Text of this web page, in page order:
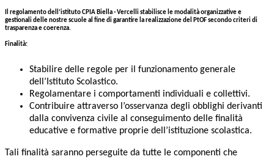
Il regolamento dell’istituto CPIA Biella - Vercelli stabilisce le modalità organizzative e
gestionali delle nostre scuole al fine di garantire la realizzazione del PtOF secondo criteri di
trasparenza e coerenza.
Finalità:
Stabilire delle regole per il funzionamento generale
dell’Istituto Scolastico.
Regolamentare i comportamenti individuali e collettivi.
Contribuire attraverso l’osservanza degli obblighi derivanti
dalla convivenza civile al conseguimento delle finalità
educative e formative proprie dell’istituzione scolastica.
Tali finalità saranno perseguite da tutte le componenti che